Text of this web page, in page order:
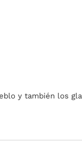
y también los